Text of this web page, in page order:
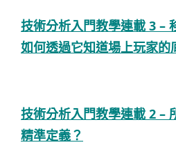
技術分析入門教學連載 3 –
如何透過它知道場上玩家的
技術分析入門教學連載 2 –
精準定義？